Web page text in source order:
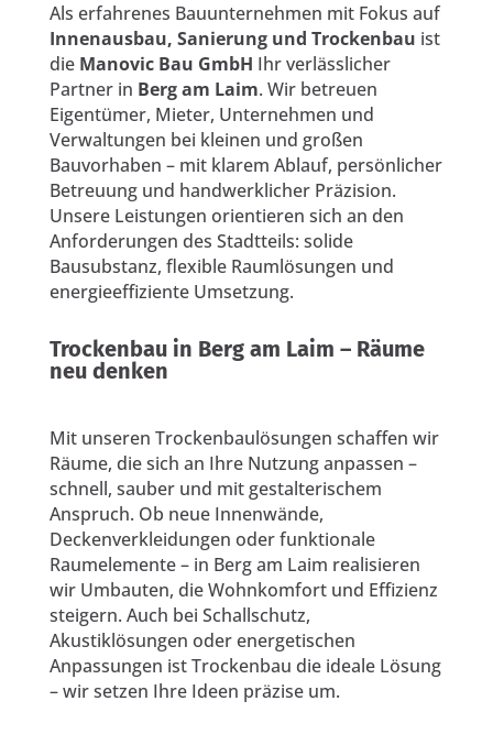
Als erfahrenes Bauunternehmen mit Fokus auf
Innenausbau, Sanierung und Trockenbau ist
die Manovic Bau GmbH Ihr verlässlicher
Partner in Berg am Laim. Wir betreuen
Eigentümer, Mieter, Unternehmen und
Verwaltungen bei kleinen und großen
Bauvorhaben – mit klarem Ablauf, persönlicher
Betreuung und handwerklicher Präzision.
Unsere Leistungen orientieren sich an den
Anforderungen des Stadtteils: solide
Bausubstanz, flexible Raumlösungen und
energieeffiziente Umsetzung.
Trockenbau in Berg am Laim – Räume
neu denken
Mit unseren Trockenbaulösungen schaffen wir
Räume, die sich an Ihre Nutzung anpassen –
schnell, sauber und mit gestalterischem
Anspruch. Ob neue Innenwände,
Deckenverkleidungen oder funktionale
Raumelemente – in Berg am Laim realisieren
wir Umbauten, die Wohnkomfort und Effizienz
steigern. Auch bei Schallschutz,
Akustiklösungen oder energetischen
Anpassungen ist Trockenbau die ideale Lösung
– wir setzen Ihre Ideen präzise um.